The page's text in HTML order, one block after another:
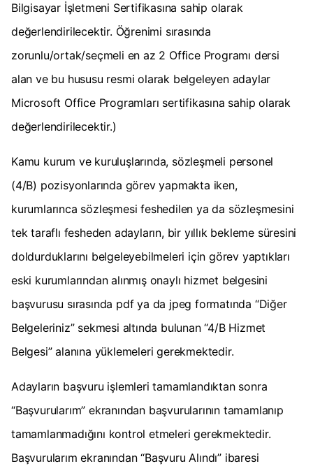
Bilgisayar İşletmeni Sertifikasına sahip olarak
değerlendirilecektir. Öğrenimi sırasında
zorunlu/ortak/seçmeli en az 2 Office Programı dersi
alan ve bu hususu resmi olarak belgeleyen adaylar
Microsoft Office Programları sertifikasına sahip olarak
değerlendirilecektir.)
Kamu kurum ve kuruluşlarında, sözleşmeli personel
(4/B) pozisyonlarında görev yapmakta iken,
kurumlarınca sözleşmesi feshedilen ya da sözleşmesini
tek taraflı fesheden adayların, bir yıllık bekleme süresini
doldurduklarını belgeleyebilmeleri için görev yaptıkları
eski kurumlarından alınmış onaylı hizmet belgesini
başvurusu sırasında pdf ya da jpeg formatında “Diğer
Belgeleriniz” sekmesi altında bulunan “4/B Hizmet
Belgesi” alanına yüklemeleri gerekmektedir.
Adayların başvuru işlemleri tamamlandıktan sonra
“Başvurularım” ekranından başvurularının tamamlanıp
tamamlanmadığını kontrol etmeleri gerekmektedir.
Başvurularım ekranından “Başvuru Alındı” ibaresi